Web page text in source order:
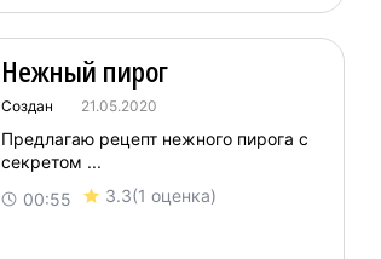
Нежный пирог
Создан 21.05.2020
00:55 3.3(1 оценка)
Предлагаю рецепт нежного пирога с
секретом ...